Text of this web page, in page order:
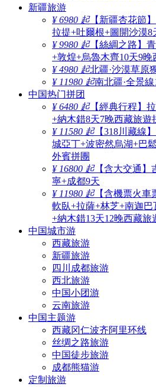
新疆旅游
¥ 6980 起【新疆杏花節
拉提+吐爾根+圖開沙漠8
¥ 9980 起【絲綢之路】
+敦煌+烏魯木齊10天9晚
¥ 4980 起北疆·沙漠草原
¥ 11980 起南北疆·全景
中国热门拼团
¥ 6480 起【經典行程】
+納木錯8天7晚西藏旅遊
¥ 11580 起【318川藏線
城亞丁+波密然烏湖+巴
外賓拼團
¥ 16800 起【含大交通】
寧+成都9天
¥ 11980 起【含機票火車
軟臥+拉薩+林芝+南迦
+納木錯13天12晚西藏旅
中国城市游
西藏旅游
新疆旅游
四川成都旅游
西北旅游
中国小团游
云南旅游
中国主题游
西藏冈仁波齐阿里环线
丝绸之路旅游
中国徒步旅游
成都熊猫游
定制旅游